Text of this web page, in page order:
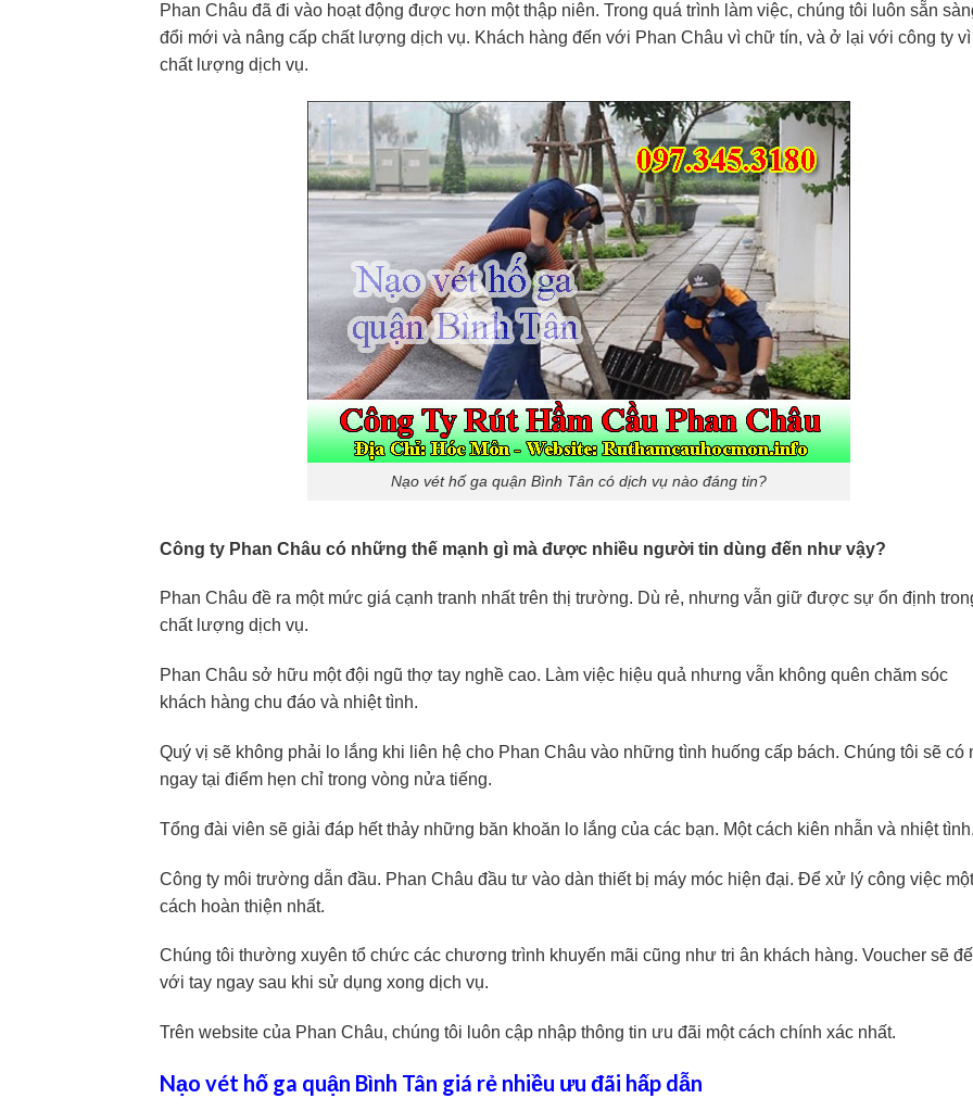
Phan Châu đã đi vào hoạt động được hơn một thập niên. Trong quá trình làm việc, chúng tôi luôn sẵn
đổi mới và nâng cấp chất lượng dịch vụ. Khách hàng đến với Phan Châu vì chữ tín, và ở lại với công ty vì
chất lượng dịch vụ.
Nạo vét hố ga quận Bình Tân có dịch vụ nào đáng tin?
Công ty Phan Châu có những thế mạnh gì mà được nhiều người tin dùng đến như vậy?
Phan Châu đề ra một mức giá cạnh tranh nhất trên thị trường. Dù rẻ, nhưng vẫn giữ được sự ổn định
chất lượng dịch vụ.
Phan Châu sở hữu một đội ngũ thợ tay nghề cao. Làm việc hiệu quả nhưng vẫn không quên chăm sóc
khách hàng chu đáo và nhiệt tình.
Quý vị sẽ không phải lo lắng khi liên hệ cho Phan Châu vào những tình huống cấp bách. Chúng tôi sẽ có
ngay tại điểm hẹn chỉ trong vòng nửa tiếng.
Tổng đài viên sẽ giải đáp hết thảy những băn khoăn lo lắng của các bạn. Một cách kiên nhẫn và nhiệt
Công ty môi trường dẫn đầu. Phan Châu đầu tư vào dàn thiết bị máy móc hiện đại. Để xử lý công việc một
cách hoàn thiện nhất.
Chúng tôi thường xuyên tổ chức các chương trình khuyến mãi cũng như tri ân khách hàng. Voucher sẽ
với tay ngay sau khi sử dụng xong dịch vụ.
Trên website của Phan Châu, chúng tôi luôn cập nhập thông tin ưu đãi một cách chính xác nhất.
Nạo vét hố ga quận Bình Tân giá rẻ nhiều ưu đãi hấp dẫn